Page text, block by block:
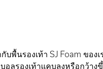
กับพื้นรองเท้า SJ Foam ขอ
ลรองเท้าแคบลงหรือกว้าง